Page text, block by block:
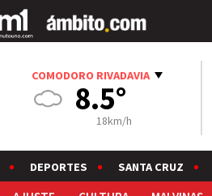
COMODORO RIVADAVIA
8.5°
18km/h
DEPORTES SANTA CRUZ